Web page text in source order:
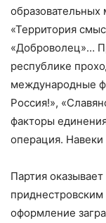
«Территория
«Доброволец»…
республике
международные
Россия!»,
факторы
операция.
Партия
оформление